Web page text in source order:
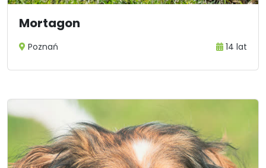
Mortagon
Poznań 14 lat